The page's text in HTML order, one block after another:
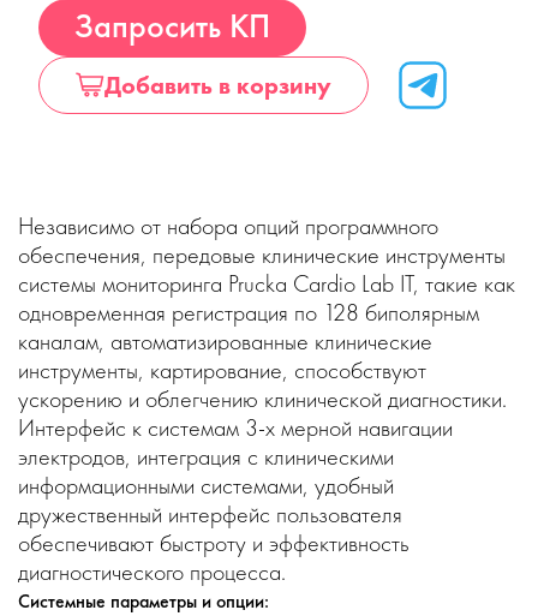
Запросить КП
Добавить в корзину
Независимо от набора опций программного
обеспечения, передовые клинические инструменты
системы мониторинга Prucka Cardio Lab IT, такие как
одновременная регистрация по 128 биполярным
каналам, автоматизированные клинические
инструменты, картирование, способствуют
ускорению и облегчению клинической диагностики.
Интерфейс к системам 3-х мерной навигации
электродов, интеграция с клиническими
информационными системами, удобный
дружественный интерфейс пользователя
обеспечивают быстроту и эффективность
диагностического процесса.
Системные параметры и опции: